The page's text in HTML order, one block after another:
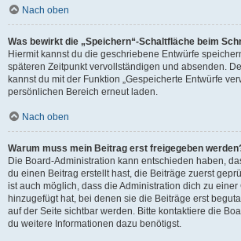
Nach oben
Was bewirkt die „Speichern“-Schaltfläche beim
Hiermit kannst du die geschriebene Entwürfe
späteren Zeitpunkt vervollständigen und absenden.
kannst du mit der Funktion „Gespeicherte Entwürfe
persönlichen Bereich erneut laden.
Nach oben
Warum muss mein Beitrag erst freigegeben
Die Board-Administration kann entschieden haben,
du einen Beitrag erstellt hast, die Beiträge zuerst
ist auch möglich, dass die Administration dich zu
hinzugefügt hat, bei denen sie die Beiträge erst
auf der Seite sichtbar werden. Bitte kontaktiere die
du weitere Informationen dazu benötigst.